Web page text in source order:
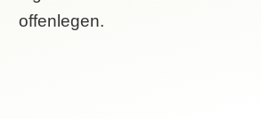
offenlegen.